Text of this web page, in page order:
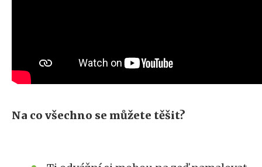
Na co všechno se můžete těšit?